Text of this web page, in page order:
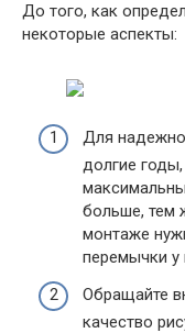
До того, как
некоторые аспекты:
Для
долгие
больше, тем
монтаже
перемычки
Обращайте
качество